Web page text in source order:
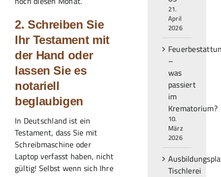
2. Schreiben Sie
Ihr Testament mit
der Hand oder
lassen Sie es
notariell
beglaubigen
In Deutschland ist ein
Testament, dass Sie mit
Schreibmaschine oder
Laptop verfasst haben, nicht
gültig! Selbst wenn sich Ihre
21.
April
2026
–
was
passiert
im
Krematorium?
10.
März
2026
Tischlerei